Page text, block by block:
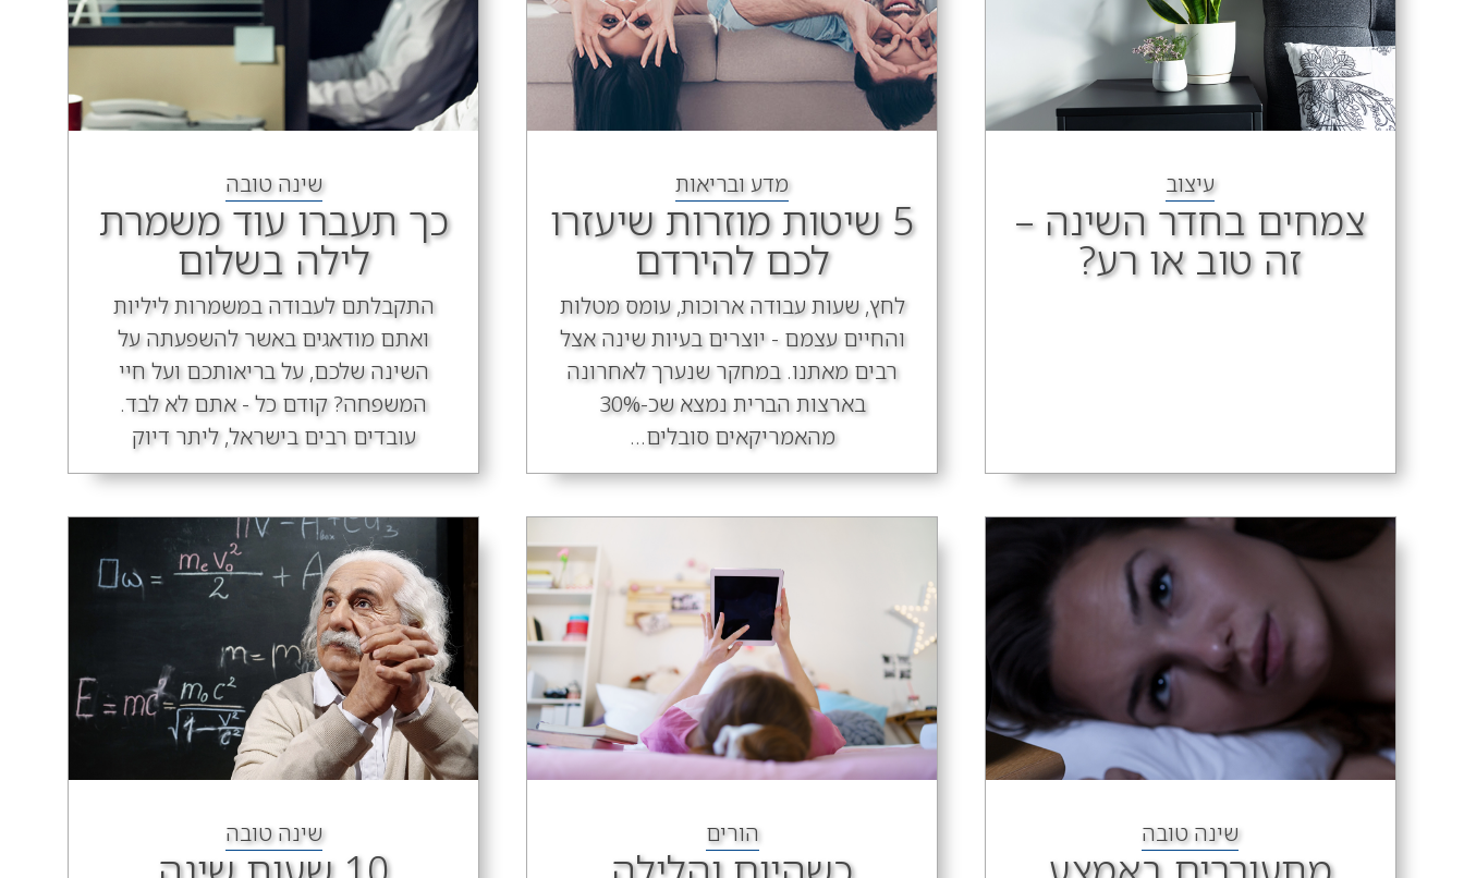
עיצוב
צמחים בחדר השינה –
זה טוב או רע?
מדע ובריאות
5 שיטות מוזרות שיעזרו
לכם להירדם
לחץ, שעות עבודה ארוכות, עומס מטלות
והחיים עצמם - יוצרים בעיות שינה אצל
רבים מאתנו. במחקר שנערך לאחרונה
בארצות הברית נמצא שכ-30%
מהאמריקאים סובלים...
שינה טובה
כך תעברו עוד משמרת
לילה בשלום
התקבלתם לעבודה במשמרות ליליות
ואתם מודאגים באשר להשפעתה על
השינה שלכם, על בריאותכם ועל חיי
המשפחה? קודם כל - אתם לא לבד.
עובדים רבים בישראל, ליתר דיוק
שינה טובה הורים שינה טובה